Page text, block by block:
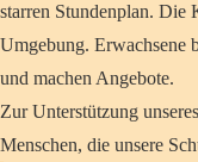
starren Stundenplan. Die
Umgebung. Erwachsene
und machen Angebote.
Zur Unterstützung
Menschen, die unsere